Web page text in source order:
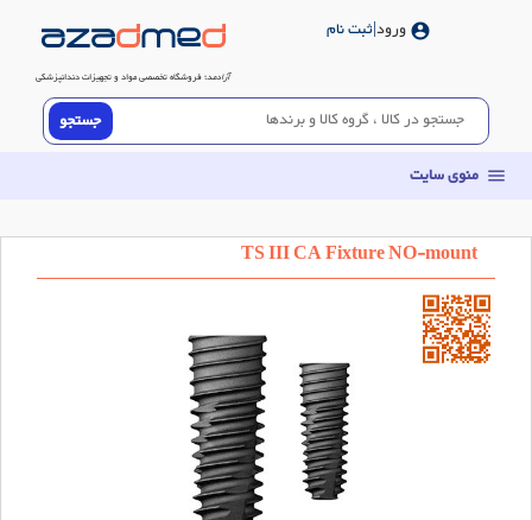
آزادمد؛ فروشگاه تخصصی مواد و تجهیزات دندانپزشکی
account_circle ورود|ثبت نام
menu منوی سایت
TS III CA Fixture NO-mount